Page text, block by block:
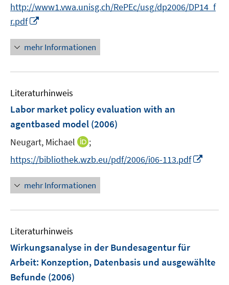
e
ö
f
n
http://www1.vwa.unisg.ch/RePEc/usg/dp2006/DP14_f
r.pdf
n
e
u
m
F
n
s
t
e
r
ö
n
n
mehr Informationen
Literaturhinweis
Labor market policy evaluation with an
agentbased model (2006)
Neugart, Michael
I
n
n
e
u
n
s
;
https://bibliothek.wzb.eu/pdf/2006/i06-113.pdf
u
e
n
mehr Informationen
Literaturhinweis
Wirkungsanalyse in der Bundesagentur für
Arbeit: Konzeption, Datenbasis und ausgewählte
Befunde (2006)